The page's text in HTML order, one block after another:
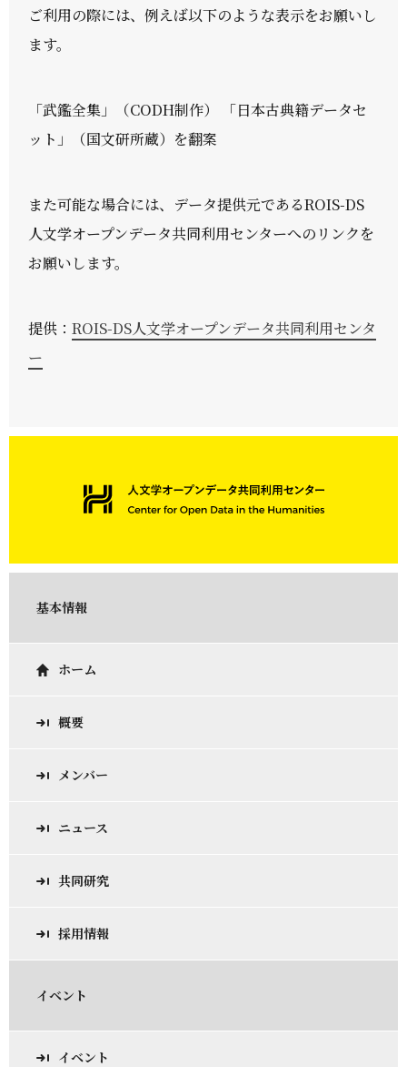
ご利用の際には、例えば以下のような表示をお願いし
ます。
「武鑑全集」（CODH制作） 「日本古典籍データセ
ット」（国文研所蔵）を翻案
また可能な場合には、データ提供元であるROIS-DS
人文学オープンデータ共同利用センターへのリンクを
お願いします。
提供：ROIS-DS人文学オープンデータ共同利用センタ
ー
基本情報
ホーム
概要
メンバー
ニュース
共同研究
採用情報
イベント
イベント